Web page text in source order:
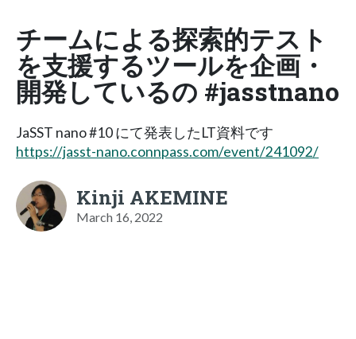
チームによる探索的テスト
を支援するツールを企画・
開発しているの #jasstnano
JaSST nano #10 にて発表したLT資料です
https://jasst-nano.connpass.com/event/241092/
Kinji AKEMINE
March 16, 2022